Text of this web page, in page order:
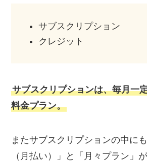
サブスクリプション
クレジット
サブスクリプションは、毎月一
料金プラン。
またサブスクリプションの中に
（月払い）」と「月々プラン」